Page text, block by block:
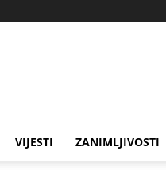
VIJESTI ZANIMLJIVOSTI